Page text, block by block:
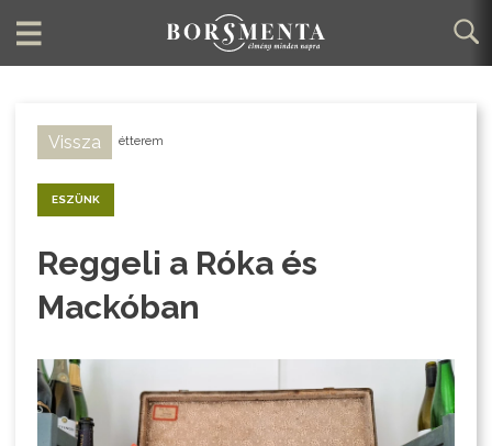
Vissza étterem
ESZÜNK
Reggeli a Róka és
Mackóban